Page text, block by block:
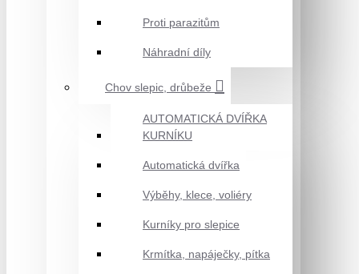
Proti parazitům
Náhradní díly
Chov slepic, drůbeže
AUTOMATICKÁ DVÍŘKA
KURNÍKU
Automatická dvířka
Výběhy, klece, voliéry
Kurníky pro slepice
Krmítka, napáječky, pítka